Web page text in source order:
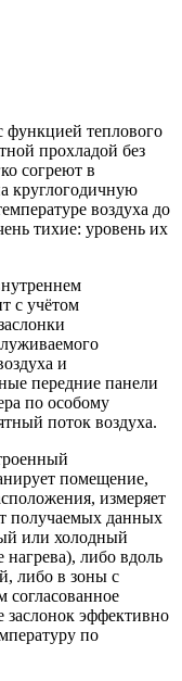
функцией теплового
прохладой без
согреют в
круглогодичную
воздуха до
тихие: уровень их
с учётом
и
передние панели
по особому
поток воздуха.
помещение,
измеряет
получаемых данных
или холодный
либо вдоль
либо в зоны с
согласованное
заслонок эффективно
по